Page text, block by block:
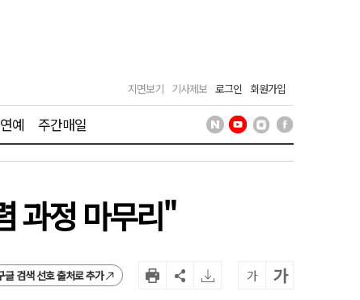
지면보기 기사제보 로그인 회원가입
예 주간매일
과정 마무리"
글 검색 선호 출처로 추가 가 가